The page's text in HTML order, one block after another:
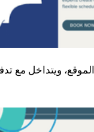
ويتداخل مع